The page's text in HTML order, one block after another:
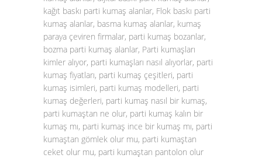
kağıt baskı parti kumaş alanlar, Flok baskı parti
kumaş alanlar, basma kumaş alanlar, kumaş
paraya çeviren firmalar, parti kumaş bozanlar,
bozma parti kumaş alanlar, Parti kumaşları
kimler alıyor, parti kumaşları nasıl alıyorlar, parti
kumaş fiyatları, parti kumaş çeşitleri, parti
kumaş isimleri, parti kumaş modelleri, parti
kumaş değerleri, parti kumaş nasıl bir kumaş,
parti kumaştan ne olur, parti kumaş kalın bir
kumaş mı, parti kumaş ince bir kumaş mı, parti
kumaştan gömlek olur mu, parti kumaştan
ceket olur mu, parti kumaştan pantolon olur